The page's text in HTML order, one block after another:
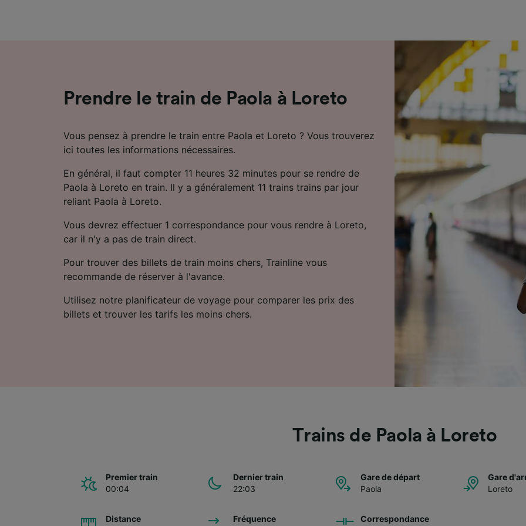
Prendre le train de Paola à Loreto
Vous pensez à prendre le train entre Paola et Loreto ? Vous trouverez
ici toutes les informations nécessaires.
En général, il faut compter 11 heures 32 minutes pour se rendre de
Paola à Loreto en train. Il y a généralement 11 trains trains par jour
reliant Paola à Loreto.
Vous devrez effectuer 1 correspondance pour vous rendre à Loreto,
car il n'y a pas de train direct.
Pour trouver des billets de train moins chers, Trainline vous
recommande de réserver à l'avance.
Utilisez notre planificateur de voyage pour comparer les prix des
billets et trouver les tarifs les moins chers.
Trains de Paola à Loreto
Premier train
00:04
Dernier train
22:03
Gare de départ
Paola
Gare
Loreto
Distance
Fréquence
Correspondance